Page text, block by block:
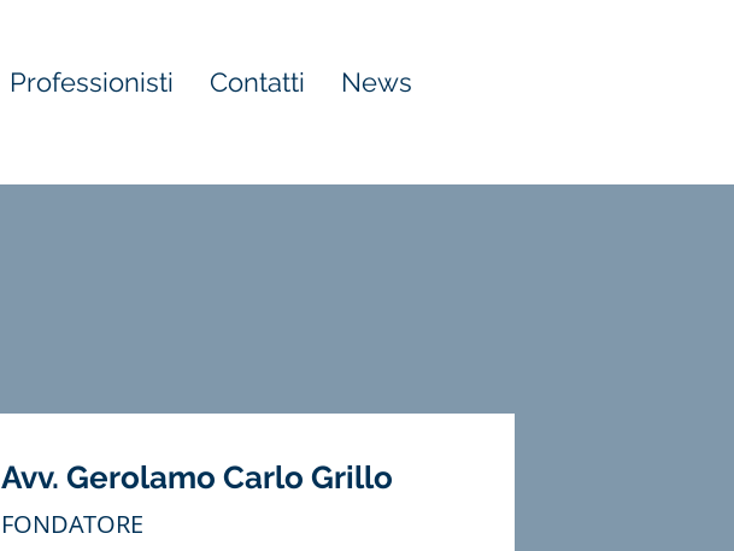
Professionisti Contatti News
Avv. Gerolamo Carlo Grillo
FONDATORE